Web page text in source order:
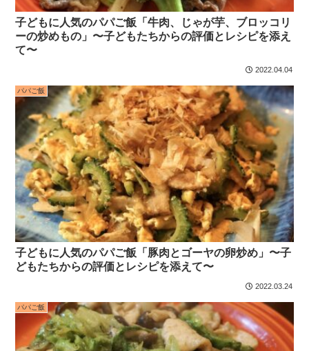
子どもに人気のパパご飯「牛肉、じゃが芋、ブロッコリ
ーの炒めもの」〜子どもたちからの評価とレシピを添え
て〜
2022.04.04
パパご飯
子どもに人気のパパご飯「豚肉とゴーヤの卵炒め」〜子
どもたちからの評価とレシピを添えて〜
2022.03.24
パパご飯